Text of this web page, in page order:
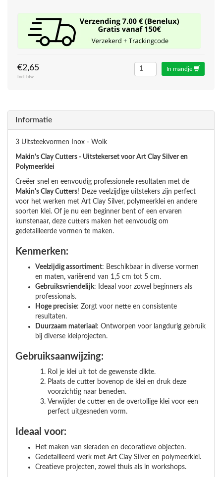
€2,65
Incl. btw
In mandje
Informatie
3 Uitsteekvormen Inox - Wolk
Makin's Clay Cutters - Uitstekerset voor Art Clay Silver en
Polymeerklei
Creëer snel en eenvoudig professionele resultaten met de
Makin's Clay Cutters! Deze veelzijdige uitstekers zijn perfect
voor het werken met Art Clay Silver, polymeerklei en andere
soorten klei. Of je nu een beginner bent of een ervaren
kunstenaar, deze cutters maken het eenvoudig om
gedetailleerde vormen te maken.
Kenmerken:
Veelzijdig assortiment: Beschikbaar in diverse vormen
en maten, variërend van 1,5 cm tot 5 cm.
Gebruiksvriendelijk: Ideaal voor zowel beginners als
professionals.
Hoge precisie: Zorgt voor nette en consistente
resultaten.
Duurzaam materiaal : Ontworpen voor langdurig gebruik
bij diverse kleiprojecten.
Gebruiksaanwijzing:
Rol je klei uit tot de gewenste dikte.
Plaats de cutter bovenop de klei en druk deze
voorzichtig naar beneden.
Verwijder de cutter en de overtollige klei voor een
perfect uitgesneden vorm.
Ideaal voor:
Het maken van sieraden en decoratieve objecten.
Gedetailleerd werk met Art Clay Silver en polymeerklei.
Creatieve projecten, zowel thuis als in workshops.